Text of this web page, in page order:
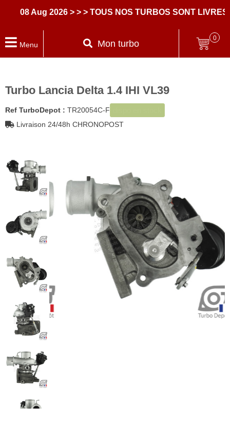
08 Aug 2026 > > > TOUS NOS TURBOS SONT LIVRES
Menu Mon turbo
0
Turbo Lancia Delta 1.4 IHI VL39
Ref TurboDepot : TR20054C-F
Livraison 24/48h CHRONOPOST